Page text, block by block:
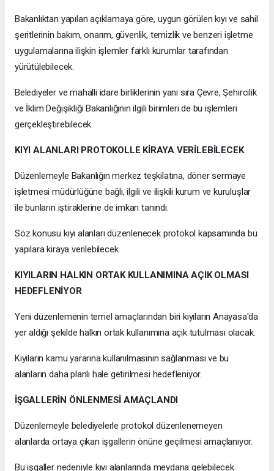
Bakanlıktan yapılan açıklamaya göre, uygun görülen kıyı ve sahil
şeritlerinin bakım, onarım, güvenlik, temizlik ve benzeri işletme
uygulamalarına ilişkin işlemler farklı kurumlar tarafından
yürütülebilecek.
Belediyeler ve mahalli idare birliklerinin yanı sıra Çevre, Şehircilik
ve İklim Değişikliği Bakanlığının ilgili birimleri de bu işlemleri
gerçekleştirebilecek.
KIYI ALANLARI PROTOKOLLE KİRAYA VERİLEBİLECEK
Düzenlemeyle Bakanlığın merkez teşkilatına, döner sermaye
işletmesi müdürlüğüne bağlı, ilgili ve ilişkili kurum ve kuruluşlar
ile bunların iştiraklerine de imkan tanındı.
Söz konusu kıyı alanları düzenlenecek protokol kapsamında bu
yapılara kiraya verilebilecek.
KIYILARIN HALKIN ORTAK KULLANIMINA AÇIK OLMASI
HEDEFLENİYOR
Yeni düzenlemenin temel amaçlarından biri kıyıların Anayasa'da
yer aldığı şekilde halkın ortak kullanımına açık tutulması olacak.
Kıyıların kamu yararına kullanılmasının sağlanması ve bu
alanların daha planlı hale getirilmesi hedefleniyor.
İŞGALLERİN ÖNLENMESİ AMAÇLANDI
Düzenlemeyle belediyelerle protokol düzenlenemeyen
alanlarda ortaya çıkan işgallerin önüne geçilmesi amaçlanıyor.
Bu işgaller nedeniyle kıyı alanlarında meydana gelebilecek